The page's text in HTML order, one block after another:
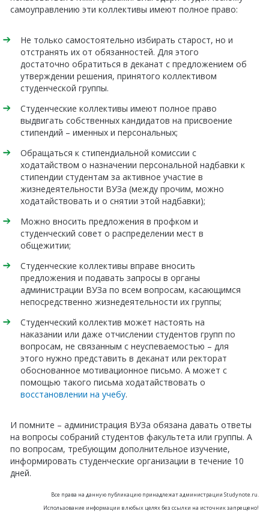
самоуправлению эти коллективы имеют полное право:
Не только самостоятельно избирать старост, но и
отстранять их от обязанностей. Для этого
достаточно обратиться в деканат с предложением об
утверждении решения, принятого коллективом
студенческой группы.
Студенческие коллективы имеют полное право
выдвигать собственных кандидатов на присвоение
стипендий – именных и персональных;
Обращаться к стипендиальной комиссии с
ходатайством о назначении персональной надбавки к
стипендии студентам за активное участие в
жизнедеятельности ВУЗа (между прочим, можно
ходатайствовать и о снятии этой надбавки);
Можно вносить предложения в профком и
студенческий совет о распределении мест в
общежитии;
Студенческие коллективы вправе вносить
предложения и подавать запросы в органы
администрации ВУЗа по всем вопросам, касающимся
непосредственно жизнедеятельности их группы;
Студенческий коллектив может настоять на
наказании или даже отчислении студентов групп по
вопросам, не связанным с неуспеваемостью – для
этого нужно представить в деканат или ректорат
обоснованное мотивационное письмо. А может с
помощью такого письма ходатайствовать о
восстановлении на учебу.
И помните – администрация ВУЗа обязана давать ответы
на вопросы собраний студентов факультета или группы. А
по вопросам, требующим дополнительное изучение,
информировать студенческие организации в течение 10
дней.
Все права на данную публикацию принадлежат администрации Studynote.ru.
Использование информации в любых целях без ссылки на источник запрещено!